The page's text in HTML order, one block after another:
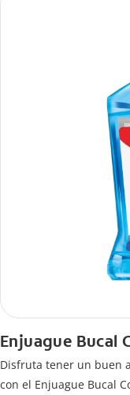
Enjuague Bucal
Disfruta tener un buen
con el Enjuague Bucal